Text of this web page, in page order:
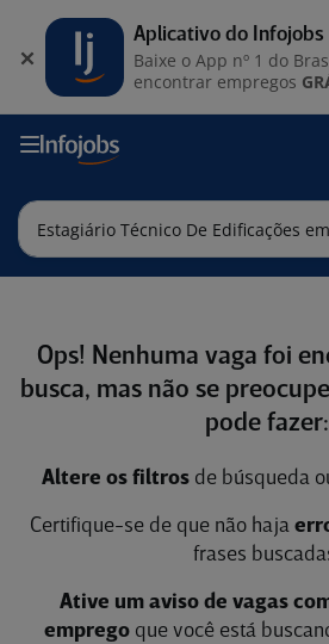
Ops! Nenhuma vaga foi
busca, mas não se
pode fazer:
Altere os filtros de búsqueda
Certifique-se de que não haja
frases
Ative um aviso de vagas
emprego que você está
Aplicativo do Infojobs
Baixe o App nº 1 do
encontrar empregos